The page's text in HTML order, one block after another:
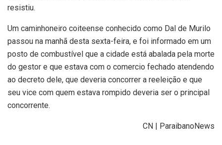
resistiu.
Um caminhoneiro coiteense conhecido como Dal de Murilo
passou na manhã desta sexta-feira, e foi informado em um
posto de combustível que a cidade está abalada pela morte
do gestor e que estava com o comercio fechado atendendo
ao decreto dele, que deveria concorrer a reeleição e que
seu vice com quem estava rompido deveria ser o principal
concorrente.
CN | ParaibanoNews